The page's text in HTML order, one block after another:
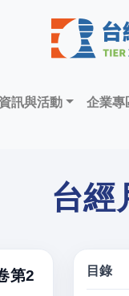
資訊與活動 企業專
台經
第2
目錄